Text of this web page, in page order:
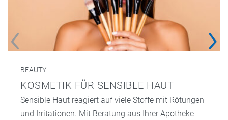
BEAUTY
KOSMETIK FÜR SENSIBLE HAUT
Sensible Haut reagiert auf viele Stoffe mit Rötungen
und Irritationen. Mit Beratung aus Ihrer Apotheke